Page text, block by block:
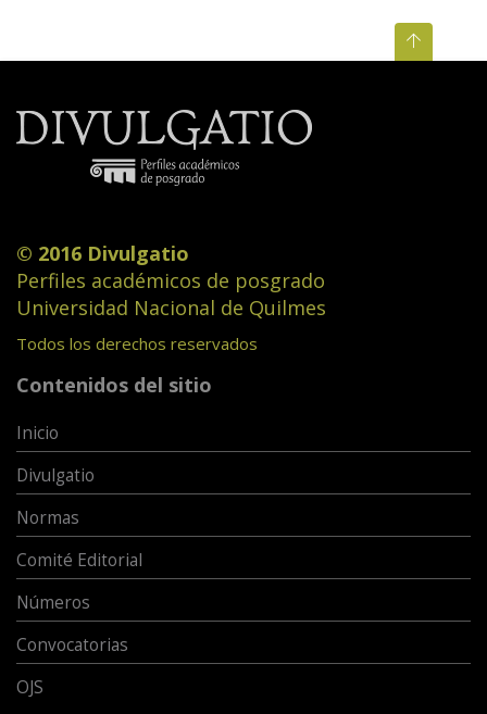
© 2016 Divulgatio
Perfiles académicos de posgrado
Universidad Nacional de Quilmes
Todos los derechos reservados
Contenidos del sitio
Inicio
Divulgatio
Normas
Comité Editorial
Números
Convocatorias
OJS